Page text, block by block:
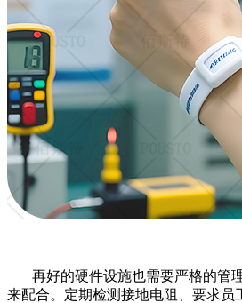
再好的硬件设施也需要严格的管
来配合。定期检测接地电阻、要求员